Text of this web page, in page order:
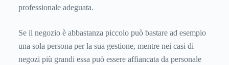
professionale adeguata.
Se il negozio è abbastanza piccolo può bastare ad esempio
una sola persona per la sua gestione, mentre nei casi di
negozi più grandi essa può essere affiancata da personale